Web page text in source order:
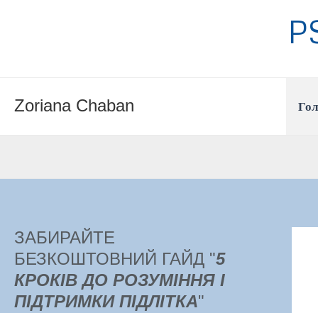
Zoriana Chaban
ЗАБИРАЙТЕ
БЕЗКОШТОВНИЙ ГАЙД "5
КРОКІВ ДО РОЗУМІННЯ І
ПІДТРИМКИ ПІДЛІТКА"